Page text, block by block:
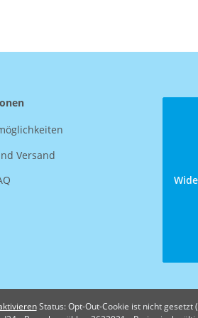
Versand
Status: Opt-Out-Cookie ist nicht gesetzt